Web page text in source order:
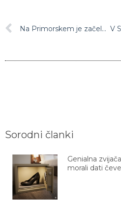
Na Primorskem je začelo snežiti, padavine pa se bodo nato razširile na vso Slovenijo
Sorodni članki
Genialna
morali dati